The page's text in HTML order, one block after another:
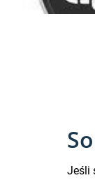
Jeśli